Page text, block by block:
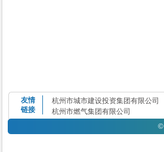
友情
链接
杭州市城市建设投资集团有限公司
杭州市燃气集团有限公司
©